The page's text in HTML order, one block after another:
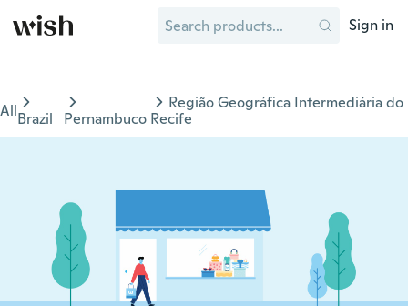
Sign in
AllBrazil Pernambuco
Região Geográfica Intermediária do
Recife